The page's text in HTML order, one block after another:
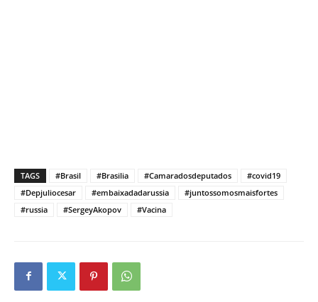
TAGS #Brasil #Brasilia #Camaradosdeputados
#covid19
#Depjuliocesar
#embaixadadarussia
#juntossomosmaisfortes
#russia
#SergeyAkopov #Vacina